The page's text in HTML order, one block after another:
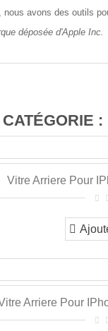
nous avons des outils
déposée d'Apple Inc.
:
Vitre Arriere Pour
Arriere Pour